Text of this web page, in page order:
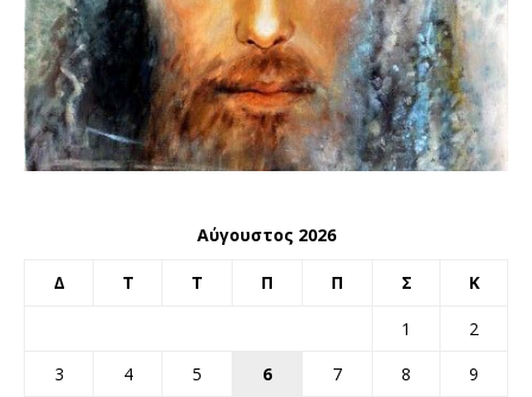
Αύγουστος 2026
Δ Τ Τ Π Π Σ Κ
1
2
3
4 5 6 7 8
9